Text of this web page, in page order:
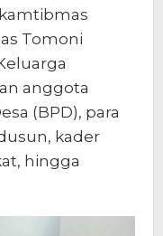
Tomoni
anggota
(BPD), para
kader
hingga